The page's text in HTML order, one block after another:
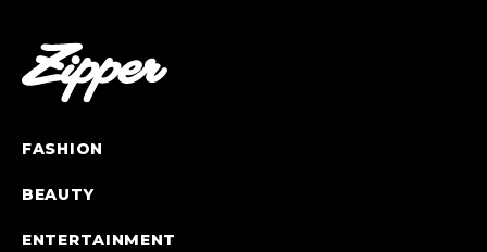
FASHION
BEAUTY
ENTERTAINMENT